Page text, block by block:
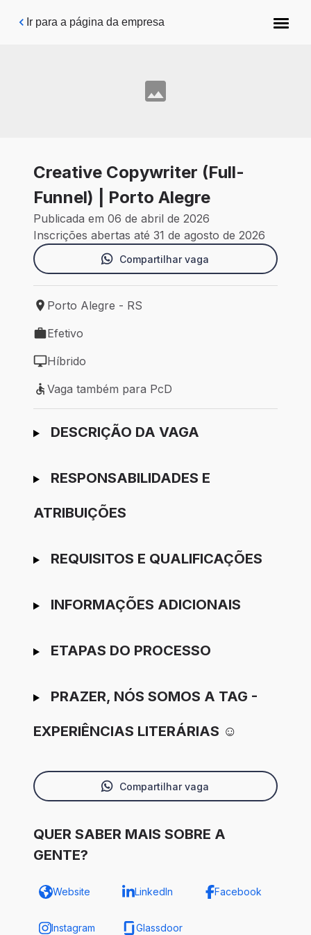
Pular para o conteúdo principal
Ir para a página da empresa
Creative Copywriter (Full-
Funnel) | Porto Alegre
Publicada em 06 de abril de 2026
Inscrições abertas até 31 de agosto de 2026
Compartilhar vaga
Local de trabalho: Porto Alegre - RS
Porto Alegre - RS
Tipo de vaga: Efetivo
Efetivo
Modelo de trabalho: Híbrido
Híbrido
Vaga também para PcD
Vaga também para PcD
Ir para candidatura
DESCRIÇÃO DA VAGA
RESPONSABILIDADES E
ATRIBUIÇÕES
REQUISITOS E QUALIFICAÇÕES
INFORMAÇÕES ADICIONAIS
ETAPAS DO PROCESSO
PRAZER, NÓS SOMOS A TAG -
EXPERIÊNCIAS LITERÁRIAS ☺
Compartilhar vaga
QUER SABER MAIS SOBRE A
GENTE?
Website LinkedIn Facebook
Instagram Glassdoor